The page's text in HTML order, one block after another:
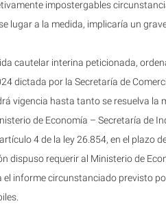
impostergables
lugar a la medida, implicaría un
cautelar interina peticionada,
dictada por la Secretaría de
vigencia hasta tanto se resuelva la
de Economía – Secretaría de
4 de la ley 26.854, en el plazo
dispuso requerir al Ministerio de
informe circunstanciado previsto